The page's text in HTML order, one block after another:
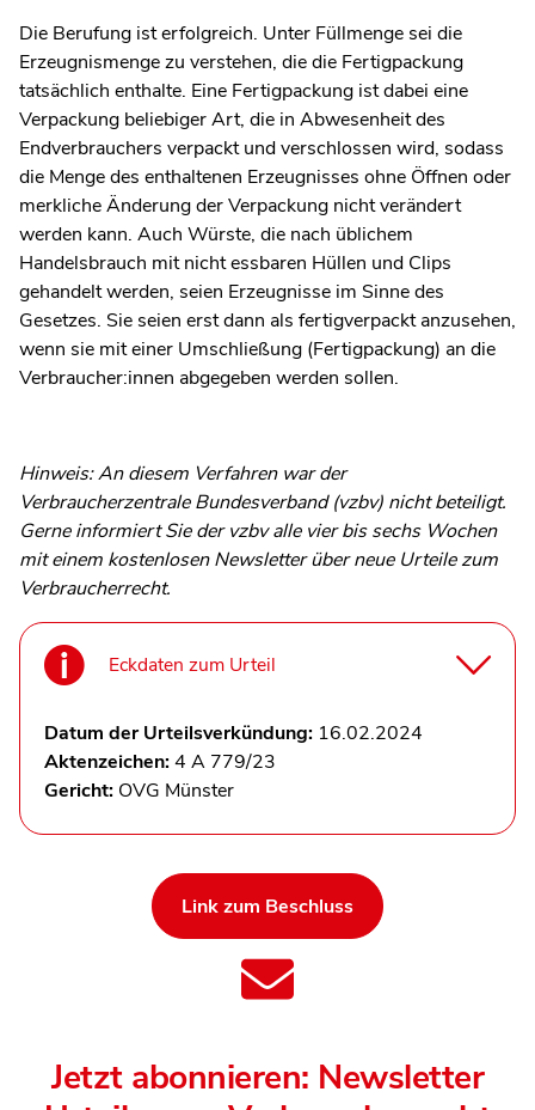
Die Berufung ist erfolgreich. Unter Füllmenge sei die
Erzeugnismenge zu verstehen, die die Fertigpackung
tatsächlich enthalte. Eine Fertigpackung ist dabei eine
Verpackung beliebiger Art, die in Abwesenheit des
Endverbrauchers verpackt und verschlossen wird, sodass
die Menge des enthaltenen Erzeugnisses ohne Öffnen oder
merkliche Änderung der Verpackung nicht verändert
werden kann. Auch Würste, die nach üblichem
Handelsbrauch mit nicht essbaren Hüllen und Clips
gehandelt werden, seien Erzeugnisse im Sinne des
Gesetzes. Sie seien erst dann als fertigverpackt anzusehen,
wenn sie mit einer Umschließung (Fertigpackung) an die
Verbraucher:innen abgegeben werden sollen.
Hinweis: An diesem Verfahren war der
Verbraucherzentrale Bundesverband (vzbv) nicht beteiligt.
Gerne informiert Sie der vzbv alle vier bis sechs Wochen
mit einem kostenlosen Newsletter über neue Urteile zum
Verbraucherrecht.
Eckdaten zum Urteil
Datum der Urteilsverkündung: 16.02.2024
Aktenzeichen:4 A 779/23
Gericht: OVG Münster
Link zum Beschluss
Jetzt abonnieren: Newsletter